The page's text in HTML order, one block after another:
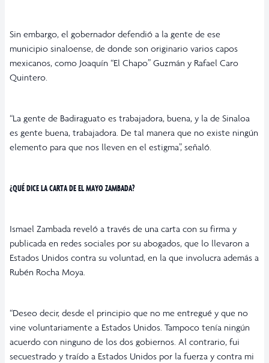
Sin embargo, el gobernador defendió a la gente de ese
municipio sinaloense, de donde son originario varios capos
mexicanos, como Joaquín “El Chapo” Guzmán y Rafael Caro
Quintero.
“La gente de Badiraguato es trabajadora, buena, y la de Sinaloa
es gente buena, trabajadora. De tal manera que no existe ningún
elemento para que nos lleven en el estigma”, señaló.
¿QUÉ DICE LA CARTA DE EL MAYO ZAMBADA?
Ismael Zambada reveló a través de una carta con su firma y
publicada en redes sociales por su abogados, que lo llevaron a
Estados Unidos contra su voluntad, en la que involucra además a
Rubén Rocha Moya.
“Deseo decir, desde el principio que no me entregué y que no
vine voluntariamente a Estados Unidos. Tampoco tenía ningún
acuerdo con ninguno de los dos gobiernos. Al contrario, fui
secuestrado y traído a Estados Unidos por la fuerza y contra mi